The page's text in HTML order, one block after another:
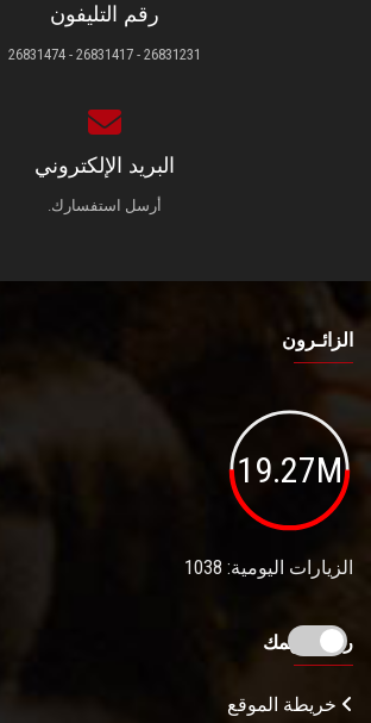
رقم التليفون
26831231 - 26831417 - 26831474
البريد الإلكتروني
أرسل استفسارك.
الزائـرون
19.27M
الزيارات اليومية: 1038
روابط تهمك
خريطة الموقع